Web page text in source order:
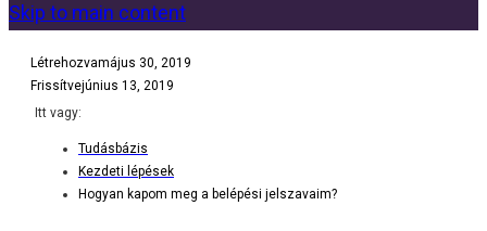
Skip to main content
Létrehozvamájus 30, 2019
Frissítvejúnius 13, 2019
Itt vagy:
Tudásbázis
Kezdeti lépések
Hogyan kapom meg a belépési jelszavaim?